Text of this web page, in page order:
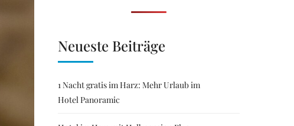
Neueste Beiträge
1 Nacht gratis im Harz: Mehr Urlaub im
Hotel Panoramic